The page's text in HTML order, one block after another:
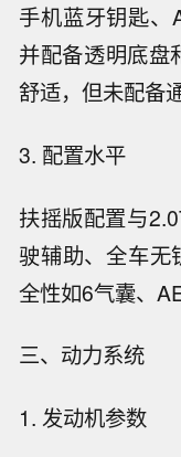
手机蓝牙钥匙、
并配备透明底盘
舒适，但未配备
3. 配置水平
扶摇版配置与
驶辅助、全车无
全性如6气囊、
三、动力系统
1. 发动机参数